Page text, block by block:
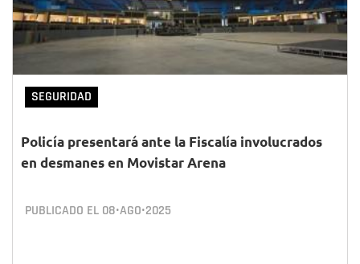
SEGURIDAD
Policía presentará ante la Fiscalía involucrados
en desmanes en Movistar Arena
PUBLICADO EL 08•AGO•2025